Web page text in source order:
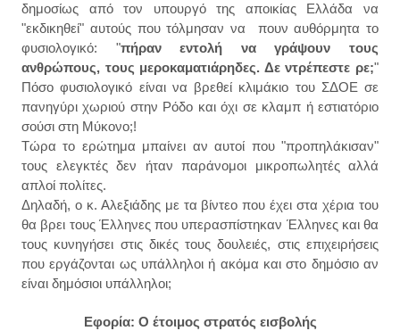
δημοσίως από τον υπουργό της αποικίας Ελλάδα να
"εκδικηθεί" αυτούς που τόλμησαν να πουν αυθόρμητα το
φυσιολογικό: "πήραν εντολή να γράψουν τους
ανθρώπους, τους μεροκαματιάρηδες. Δε ντρέπεστε ρε;"
Πόσο φυσιολογικό είναι να βρεθεί κλιμάκιο του ΣΔΟΕ σε
πανηγύρι χωριού στην Ρόδο και όχι σε κλαμπ ή εστιατόριο
σούσι στη Μύκονο;!
Τώρα το ερώτημα μπαίνει αν αυτοί που "προπηλάκισαν"
τους ελεγκτές δεν ήταν παράνομοι μικροπωλητές αλλά
απλοί πολίτες.
Δηλαδή, ο κ. Αλεξιάδης με τα βίντεο που έχει στα χέρια του
θα βρει τους Έλληνες που υπερασπίστηκαν Έλληνες και θα
τους κυνηγήσει στις δικές τους δουλειές, στις επιχειρήσεις
που εργάζονται ως υπάλληλοι ή ακόμα και στο δημόσιο αν
είναι δημόσιοι υπάλληλοι;
Εφορία: Ο έτοιμος στρατός εισβολής